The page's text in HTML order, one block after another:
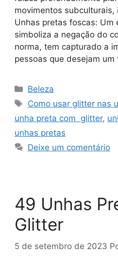
movimentos subculturais,
Unhas pretas foscas: Um
simboliza a negação do
norma, tem capturado a
pessoas que desejam um
Categorias
Beleza
Tags
Como usar glitter nas
unha preta com glitter,
unhas pretas
Deixe um comentário
49 Unhas
Glitter
5 de setembro de 2023